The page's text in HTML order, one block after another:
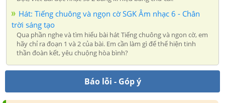
Hát: Tiếng chuông và ngọn cờ SGK Âm nhạc 6 - Chân
trời sáng tạo
Qua phần nghe và tìm hiểu bài hát Tiếng chuông và ngon cờ, em
hãy chỉ ra đoạn 1 và 2 của bài. Em cần làm gì để thể hiện tinh
thần đoàn kết, yêu chuộng hòa bình?
Báo lỗi - Góp ý